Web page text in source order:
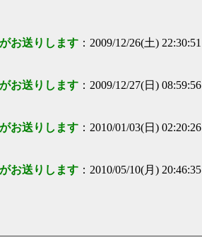
お送りします ： 2009/12/26(土) 22:30:51
お送りします ： 2009/12/27(日) 08:59:56
お送りします ： 2010/01/03(日) 02:20:26
お送りします ： 2010/05/10(月) 20:46:35